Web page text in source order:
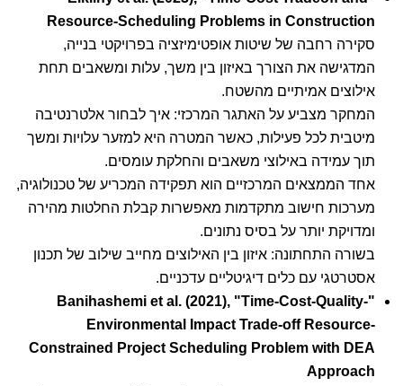
Resource-Scheduling Problems in Construction
סקירה רחבה של שיטות אופטימיזציה בפרויקטי בנייה,
המדגישה את הצורך באיזון בין משך, עלות ומשאבים תחת
אילוצים אמיתיים מהשטח.
המחקר מצביע על האתגר המרכזי: איך לבחור אלטרנטיבה
מיטבית לכל פעילות, כאשר המטרה היא למזער עלויות ומשך
תוך עמידה באילוצי משאבים והחלקת עומסים.
אחד הממצאים המרכזיים הוא תפקידה המכריע של טכנולוגיה,
מערכות חישוב מתקדמות מאפשרות קבלת החלטות מהירה
ומדויקת יותר על בסיס נתונים.
בשורה התחתונה: איזון בין האילוצים מחייב שילוב של תכנון
אסטרטגי עם כלים דיגיטליים עדכניים.
"Banihashemi et al. (2021), "Time-Cost-Quality-
Environmental Impact Trade-off Resource-
Constrained Project Scheduling Problem with DEA
Approach